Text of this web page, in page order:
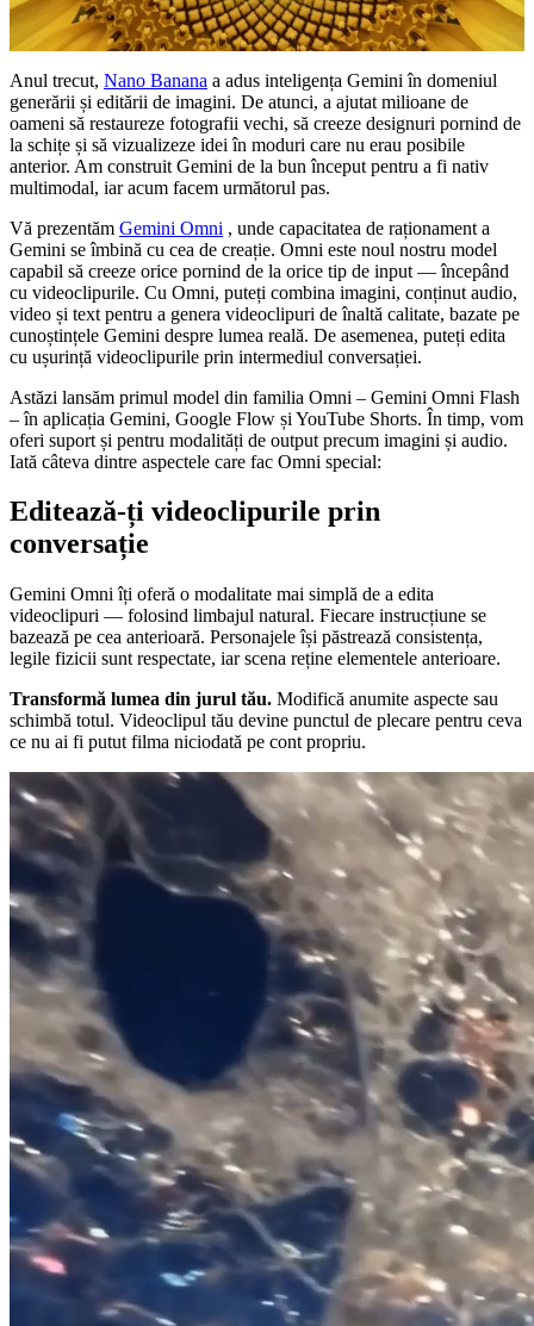
Anul trecut, Nano Banana a adus inteligența Gemini în domeniul
generării și editării de imagini. De atunci, a ajutat milioane de
oameni să restaureze fotografii vechi, să creeze designuri pornind de
la schițe și să vizualizeze idei în moduri care nu erau posibile
anterior. Am construit Gemini de la bun început pentru a fi nativ
multimodal, iar acum facem următorul pas.
Vă prezentăm Gemini Omni , unde capacitatea de raționament a
Gemini se îmbină cu cea de creație. Omni este noul nostru model
capabil să creeze orice pornind de la orice tip de input — începând
cu videoclipurile. Cu Omni, puteți combina imagini, conținut audio,
video și text pentru a genera videoclipuri de înaltă calitate, bazate pe
cunoștințele Gemini despre lumea reală. De asemenea, puteți edita
cu ușurință videoclipurile prin intermediul conversației.
Astăzi lansăm primul model din familia Omni – Gemini Omni Flash
– în aplicația Gemini, Google Flow și YouTube Shorts. În timp, vom
oferi suport și pentru modalități de output precum imagini și audio.
Iată câteva dintre aspectele care fac Omni special:
Editează-ți videoclipurile prin
conversație
Gemini Omni îți oferă o modalitate mai simplă de a edita
videoclipuri — folosind limbajul natural. Fiecare instrucțiune se
bazează pe cea anterioară. Personajele își păstrează consistența,
legile fizicii sunt respectate, iar scena reține elementele anterioare.
Transformă lumea din jurul tău. Modifică anumite aspecte sau
schimbă totul. Videoclipul tău devine punctul de plecare pentru ceva
ce nu ai fi putut filma niciodată pe cont propriu.